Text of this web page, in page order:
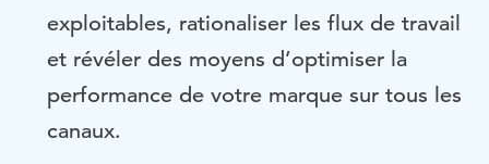
exploitables, rationaliser les flux de travail
et révéler des moyens d’optimiser la
performance de votre marque sur tous les
canaux.